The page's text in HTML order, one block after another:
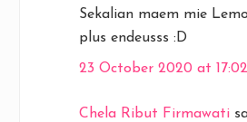
Sekalian maem mie
plus endeusss :D
23 October 2020 at 17:02
Chela Ribut Firmawati